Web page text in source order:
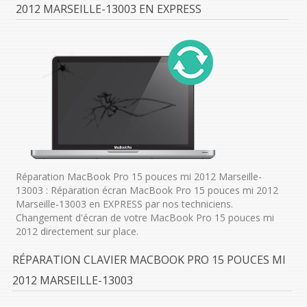
2012 MARSEILLE-13003 EN EXPRESS
Réparation MacBook Pro 15 pouces mi 2012 Marseille-
13003 : Réparation écran MacBook Pro 15 pouces mi 2012
Marseille-13003 en EXPRESS par nos techniciens.
Changement d'écran de votre MacBook Pro 15 pouces mi
2012 directement sur place.
RÉPARATION CLAVIER MACBOOK PRO 15 POUCES MI
2012 MARSEILLE-13003